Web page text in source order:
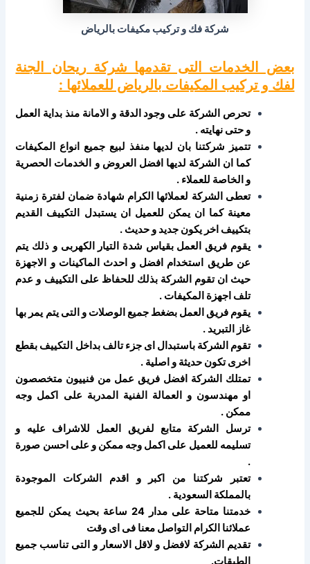
شركة فك و تركيب مكيفات بالرياض
بعض الخدمات التى تقدمها شركة ريحان الجنة
لفك و تركيب المكيفات بالرياض للعملائها :
تحرص الشركة على وجود الدقة و الامانة منذ بداية العمل
و حتى نهايته .
تتميز شركتنا بان لديها منفذ لبيع جميع انواع المكيفات
كما ان الشركة لديها افضل العروض و الخدمات الحصرية
و الخاصة للعملاء .
تعطى الشركة لعملائها الكرام شهادة ضمان لفترة زمنية
معينة كما ان يمكن للعميل ان يستبدل التكييف القديم
بتكييف اخر يكون جديد و حديث .
يقوم فريق العمل بقياس شدة التيار الكهربى و ذلك يتم
عن طريق استخدام افضل و احدث الماكينات و الاجهزة
حيث ان تقوم الشركة بذلك للحفاظ على التكييف و عدم
تلف اجهزة المكيفات .
يقوم فريق العمل بضغط جميع الوصلات و التى يتم يمر بها
غاز التبريد .
تقوم الشركة باستبدال اى جزء تالف بداخل التكييف بقطع
اخرى تكون حديثة و اصلية .
تمتلك الشركة افضل فريق عمل من فنييون متخصصون
او مهندسون و العمالة الفنية المدربة على اكمل وجه
ممكن .
ترسل الشركة متابع لفريق العمل للاشراف عليه و
تسليمه للعميل على اكمل وجه ممكن و على احسن صورة
.
تعتبر شركتنا من اكبر و اقدم الشركات الموجودة
بالمملكة السعودية .
خدمتنا متاحة على مدار 24 ساعة بحيث يمكن للجميع
عملائنا الكرام التواصل معنا فى اى وقت
تقديم الشركة لافضل و لاقل الاسعار و التى تناسب جميع